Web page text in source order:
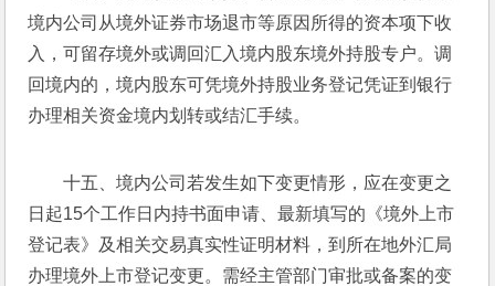
境内公司从境外证券市场退市等原因所得的资本项下收
入，可留存境外或调回汇入境内股东境外持股专户。调
回境内的，境内股东可凭境外持股业务登记凭证到银行
办理相关资金境内划转或结汇手续。
十五、境内公司若发生如下变更情形，应在变更之
日起15个工作日内持书面申请、最新填写的《境外上市
登记表》及相关交易真实性证明材料，到所在地外汇局
办理境外上市登记变更。需经主管部门审批或备案的变